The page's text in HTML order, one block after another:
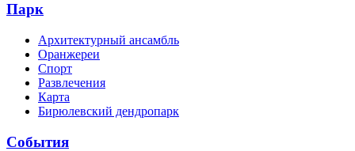
Парк
Архитектурный ансамбль
Оранжереи
Спорт
Развлечения
Карта
Бирюлевский дендропарк
События